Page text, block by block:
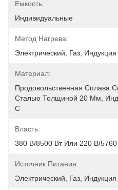
Емкость:
Индивидуальные
Метод Нагрева:
Электрический, Газ,
Материал:
Продовольственная Сплава
Сталью Толщиной 20 Мм,
С
Власть:
380 В/8500 Вт Или 220 В/5760
Источник Питания:
Электрический, Газ,